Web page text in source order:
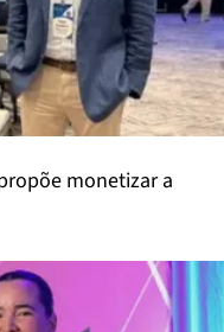
monetizar a